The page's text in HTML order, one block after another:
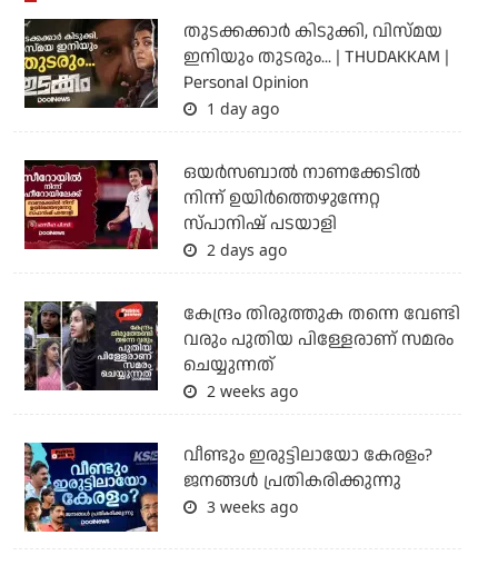
തുടക്കക്കാര്‍ കിടുക്കി, വിസ്മയ
ഇനിയും തുടരും... | THUDAKKAM |
Personal Opinion
1 day ago
ഒയര്‍സബാൽ നാണക്കേടിൽ
നിന്ന് ഉയിർത്തെഴുന്നേറ്റ
സ്പാനിഷ് പടയാളി
2 days ago
കേന്ദ്രം തിരുത്തുക തന്നെ വേണ്ടി
വരും പുതിയ പിള്ളേരാണ് സമരം
ചെയ്യുന്നത്
2 weeks ago
വീണ്ടും ഇരുട്ടിലായോ കേരളം?
ജനങ്ങൾ പ്രതികരിക്കുന്നു
3 weeks ago